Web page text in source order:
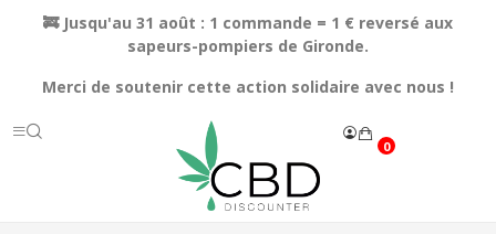
🚒 Jusqu'au 31 août : 1 commande = 1 € reversé aux
sapeurs-pompiers de Gironde.
Merci de soutenir cette action solidaire avec nous !
0